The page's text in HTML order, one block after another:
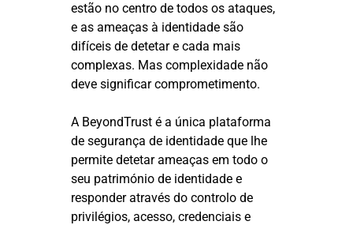
estão no centro de todos os ataques,
e as ameaças à identidade são
difíceis de detetar e cada mais
complexas. Mas complexidade não
deve significar comprometimento.
A BeyondTrust é a única plataforma
de segurança de identidade que lhe
permite detetar ameaças em todo o
seu património de identidade e
responder através do controlo de
privilégios, acesso, credenciais e